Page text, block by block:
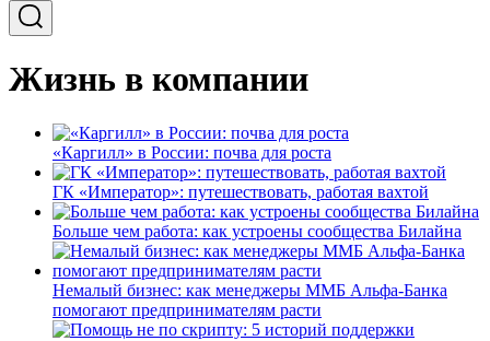
Жизнь в компании
«Каргилл» в России: почва для роста
ГК «Император»: путешествовать, работая вахтой
Больше чем работа: как устроены сообщества Билайна
Немалый бизнес: как менеджеры ММБ Альфа-Банка
помогают предпринимателям расти